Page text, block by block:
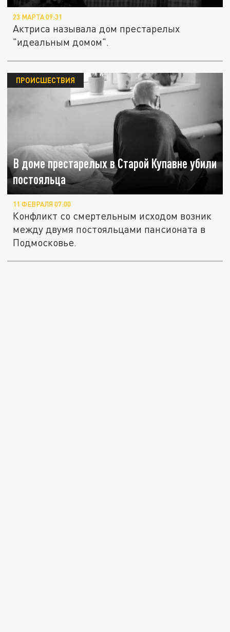
23 МАРТА 09:31
Актриса называла дом престарелых
"идеальным домом".
В доме престарелых в Старой Купавне убили
постояльца
ПРОИСШЕСТВИЯ
11 ФЕВРАЛЯ 07:00
Конфликт со смертельным исходом возник
между двумя постояльцами пансионата в
Подмосковье.